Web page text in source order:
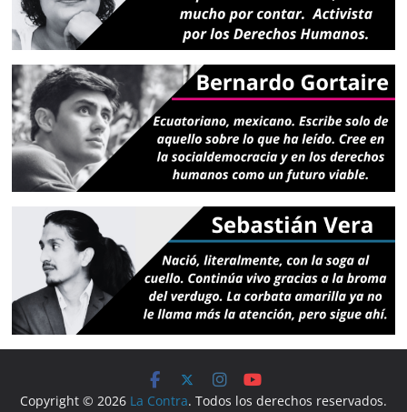
Copyright © 2026 La Contra. Todos los derechos reservados.